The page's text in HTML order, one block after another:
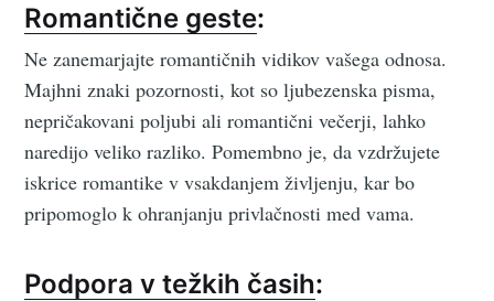
Romantične geste:
Ne zanemarjajte romantičnih vidikov vašega odnosa.
Majhni znaki pozornosti, kot so ljubezenska pisma,
nepričakovani poljubi ali romantični večerji, lahko
naredijo veliko razliko. Pomembno je, da vzdržujete
iskrice romantike v vsakdanjem življenju, kar bo
pripomoglo k ohranjanju privlačnosti med vama.
Podpora v težkih časih: